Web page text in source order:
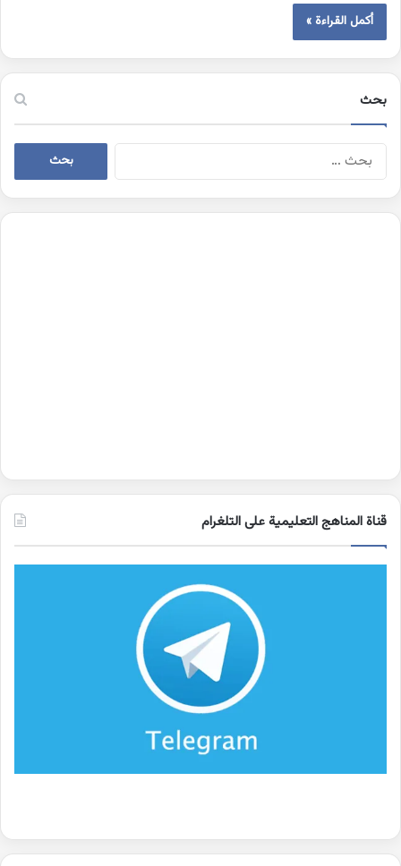
أكمل القراءة »
بحث
البحث
قناة المناهج التعليمية على التلغرام